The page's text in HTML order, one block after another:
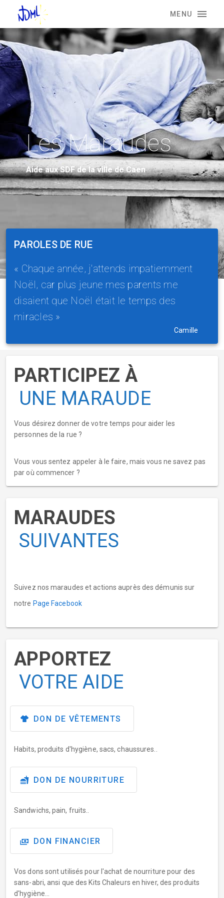
MENU
Les Maraudes
Aide aux SDF de la ville de Caen
PAROLES DE RUE
« Chaque année, j'attends impatiemment
Noël, car plus jeune mes parents me
disaient que Noël était le temps des
miracles »
Camille
PARTICIPEZ À
UNE MARAUDE
Vous désirez donner de votre temps pour aider les
personnes de la rue ?
Vous vous sentez appeler à le faire, mais vous ne savez pas
par où commencer ?
MARAUDES
SUIVANTES
Suivez nos maraudes et actions auprès des démunis sur
notre Page Facebook
APPORTEZ
VOTRE AIDE
DON DE VÊTEMENTS
Habits, produits d'hygiène, sacs, chaussures..
DON DE NOURRITURE
Sandwichs, pain, fruits..
DON FINANCIER
Vos dons sont utilisés pour l'achat de nourriture pour des
sans-abri, ansi que des Kits Chaleurs en hiver, des produits
d'hygiène...